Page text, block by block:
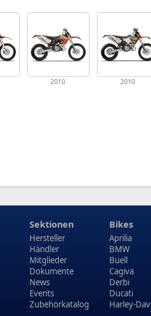
2010 2010
Sektionen
Hersteller
Händler
Mitglieder
Dokumente
News
Events
Zubehörkatalog
Bikes
Aprilia
BMW
Buell
Cagiva
Derbi
Ducati
Harley-